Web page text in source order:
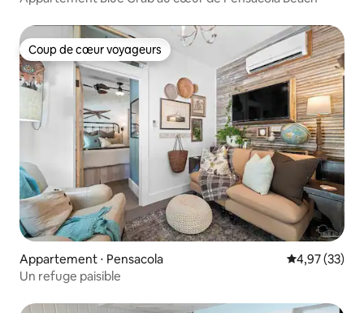
Coup de cœur voyageurs
Coup de cœur voyageurs
Appartement ⋅ Pensacola Évaluation
4,97 (33)
Un refuge paisible